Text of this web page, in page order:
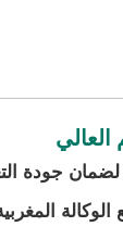
العالي
جودة